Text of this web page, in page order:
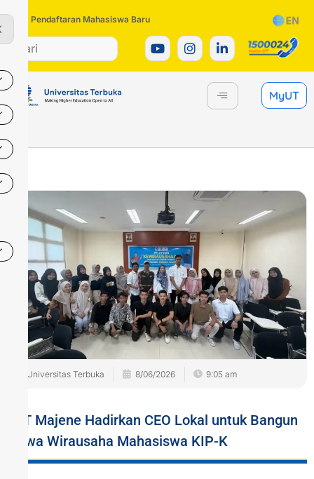
Pendaftaran Mahasiswa Baru
MyUT
Universitas Terbuka 8/06/2026 9:05 am
UT Majene Hadirkan CEO Lokal untuk Bangun
Jiwa Wirausaha Mahasiswa KIP-K